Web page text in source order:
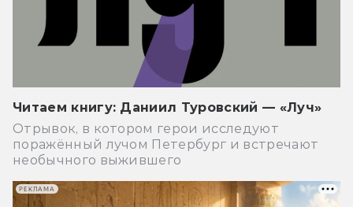
Читаем книгу: Даниил Туровский — «Луч»
Отрывок, в котором герои исследуют
поражённый лучом Петербург и встречают
необычного выжившего
РЕКЛАМА